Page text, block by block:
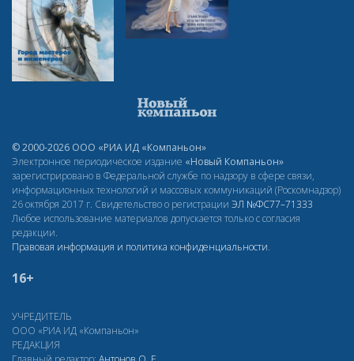
© 2000-2026 ООО «РИА ИД «Компаньон»
Электронное периодическое издание «Новый Компаньон»
зарегистрировано в Федеральной службе по надзору в сфере связи,
информационных технологий и массовых коммуникаций (Роскомнадзор)
26 октября 2017 г. Свидетельство о регистрации ЭЛ №ФС77–71333
Любое использование материалов допускается только с согласия
редакции.
Правовая информация и политика конфиденциальности.
16+
УЧРЕДИТЕЛЬ
ООО «РИА ИД «Компаньон»
РЕДАКЦИЯ